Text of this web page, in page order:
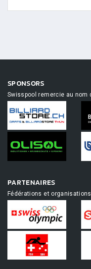
SPONSORS
Swisspool remercie au nom
PARTENAIRES
Fédérations et